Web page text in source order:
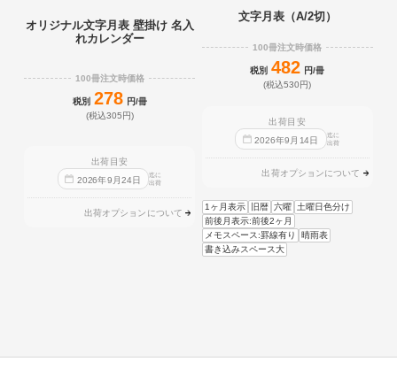
オリジナル文字月表 壁掛け 名入
れカレンダー
100冊注文時価格
税別 278 円/冊
(税込305円)
出荷目安
2026年9 月24日
迄に
出荷
出荷オプションについて
文字月表（A/2切）
100冊注文時価格
税別 482 円/冊
(税込530円)
出荷目安
2026年9 月 14日
迄に
出荷
出荷オプションについて
1ヶ月表示 旧暦 六曜 土曜日色分け
前後月表示:前後2ヶ月
メモスペース:罫線有り
晴雨表
書き込みスペース大